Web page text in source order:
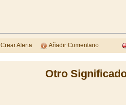
Crear Alerta Añadir Comentario
Otro